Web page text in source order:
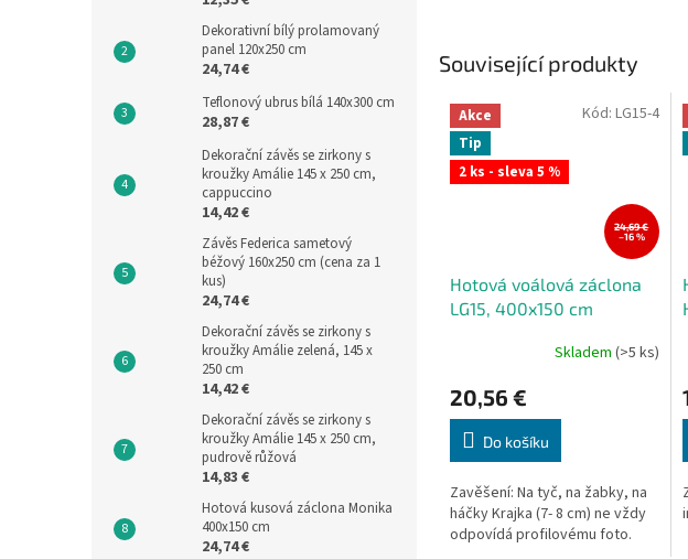
Dekorativní bílý prolamovaný
panel 120x250 cm
24,74 €
Teflonový ubrus bílá 140x300 cm
28,87 €
Dekorační závěs se zirkony s
kroužky Amálie 145 x 250 cm,
cappuccino
14,42 €
Závěs Federica sametový
béžový 160x250 cm (cena za 1
kus)
24,74 €
Dekorační závěs se zirkony s
kroužky Amálie zelená, 145 x
250 cm
14,42 €
Dekorační závěs se zirkony s
kroužky Amálie 145 x 250 cm,
pudrově růžová
14,83 €
Hotová kusová záclona Monika
400x150 cm
24,74 €
Související produkty
Akce
Tip
2 ks - sleva 5 %
24,69 €
–16 %
Hotová voálová záclona
LG15, 400x150 cm
produktu
je
5,0
z
hvězdiček.
Skladem (>5 ks)
20,56 €
Do košíku
Zavěšení: Na tyč, na žabky, na
háčky Krajka (7- 8 cm) ne vždy
odpovídá profilovému foto.
Kód: LG15-4